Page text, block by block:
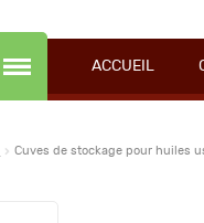
ACCUEIL
Cuves de stockage pour huiles